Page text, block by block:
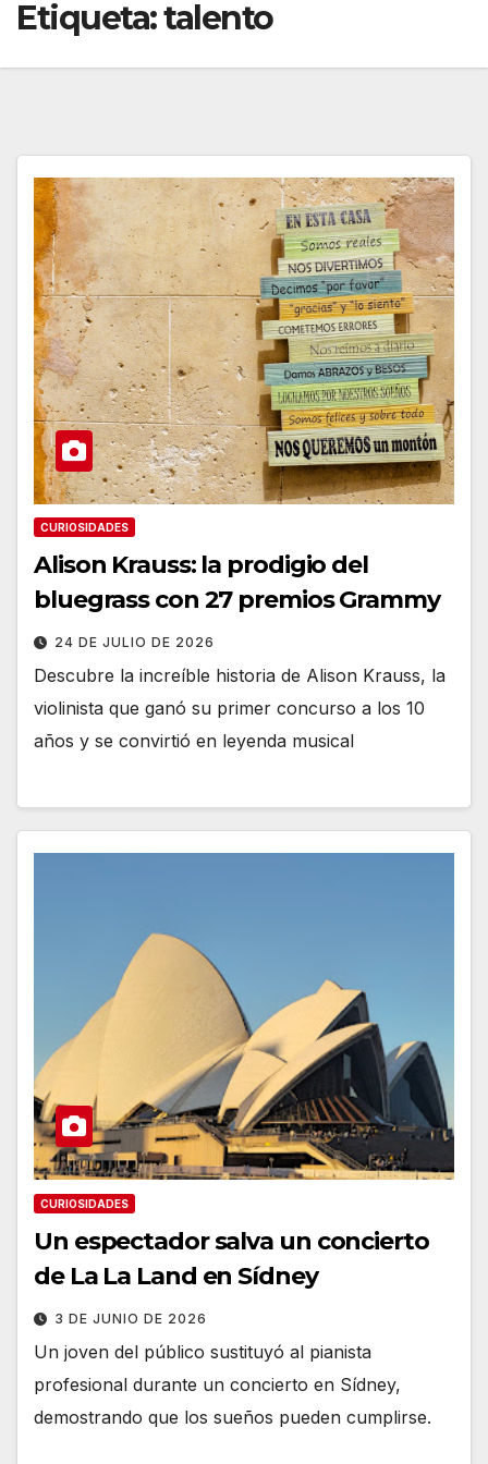
Etiqueta:talento
CURIOSIDADES
Alison Krauss: la prodigio del
bluegrass con 27 premios Grammy
24 DE JULIO DE 2026
Descubre la increíble historia de Alison Krauss, la
violinista que ganó su primer concurso a los 10
años y se convirtió en leyenda musical
CURIOSIDADES
Un espectador salva un concierto
de La La Land en Sídney
3 DE JUNIO DE 2026
Un joven del público sustituyó al pianista
profesional durante un concierto en Sídney,
demostrando que los sueños pueden cumplirse.